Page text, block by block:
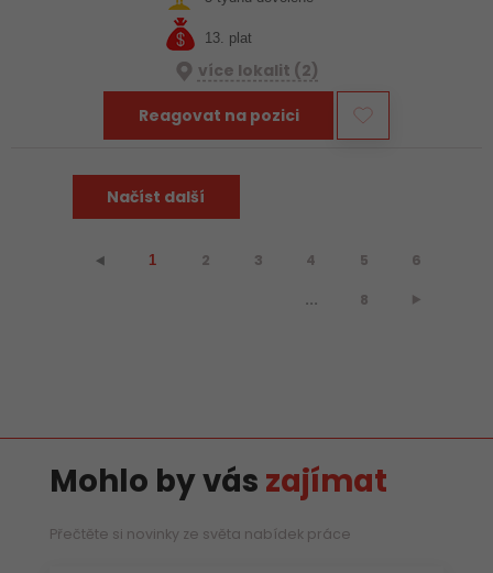
13. plat
více lokalit (2)
Reagovat na pozici
Načíst další
⯇ 1 2 3 4 5 6
... 8 ⯈
Mohlo by vás zajímat
Přečtěte si novinky ze světa nabídek práce